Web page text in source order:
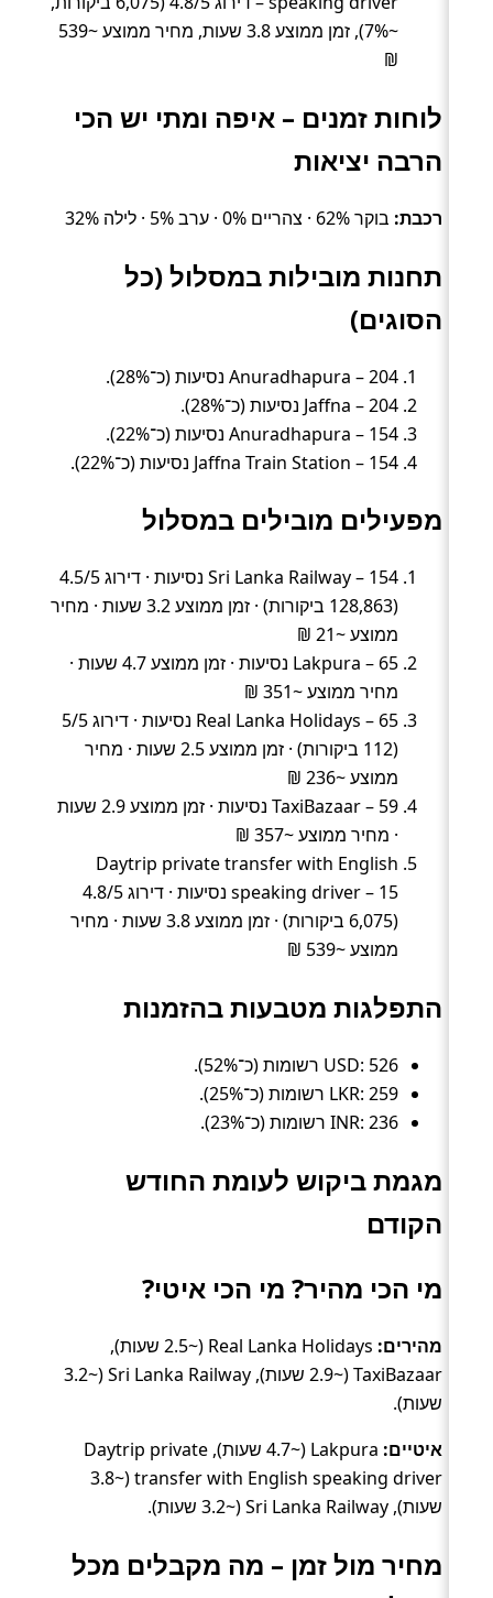
~7%), זמן ממוצע 3.8 שעות, מחיר ממוצע ~539
₪
לוחות זמנים – איפה ומתי יש הכי
הרבה יציאות
רכבת: בוקר 62% · צהריים 0% · ערב 5% · לילה 32%
תחנות מובילות במסלול (כל
הסוגים)
Anuradhapura – 204 נסיעות (כ־28%).
Jaffna – 204 נסיעות (כ־28%).
Anuradhapura – 154 נסיעות (כ־22%).
Jaffna Train Station – 154 נסיעות (כ־22%).
מפעילים מובילים במסלול
Sri Lanka Railway – 154 נסיעות · דירוג 4.5/5
(128,863 ביקורות) · זמן ממוצע 3.2 שעות · מחיר
ממוצע ~21 ₪
Lakpura – 65 נסיעות · זמן ממוצע 4.7 שעות ·
מחיר ממוצע ~351 ₪
Real Lanka Holidays – 65 נסיעות · דירוג 5/5
(112 ביקורות) · זמן ממוצע 2.5 שעות · מחיר
ממוצע ~236 ₪
TaxiBazaar – 59 נסיעות · זמן ממוצע 2.9 שעות
· מחיר ממוצע ~357 ₪
Daytrip private transfer with English
speaking driver – 15 נסיעות · דירוג 4.8/5
(6,075 ביקורות) · זמן ממוצע 3.8 שעות · מחיר
ממוצע ~539 ₪
התפלגות מטבעות בהזמנות
USD: 526 רשומות (כ־52%).
LKR: 259 רשומות (כ־25%).
INR: 236 רשומות (כ־23%).
מגמת ביקוש לעומת החודש
הקודם
מי הכי מהיר? מי הכי איטי?
מהירים:
Real Lanka Holidays (~2.5 שעות),
TaxiBazaar (~2.9 שעות), Sri Lanka Railway (~3.2
שעות).
איטיים:
Lakpura (~4.7 שעות), Daytrip private
transfer with English speaking driver (~3.8
שעות), Sri Lanka Railway (~3.2 שעות).
מחיר מול זמן – מה מקבלים מכל